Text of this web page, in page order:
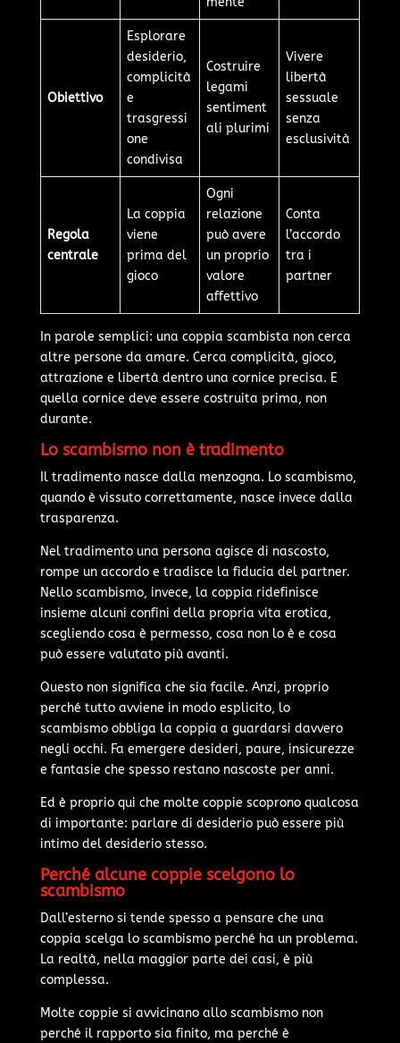
Obiettivo
Esplorare
desiderio,
complicità
e
trasgressi
one
condivisa
Costruire
legami
sentiment
ali plurimi
Vivere
libertà
sessuale
senza
esclusività
Regola
centrale
La coppia
viene
prima del
gioco
Ogni
relazione
può avere
un proprio
valore
affettivo
Conta
l’accordo
tra i
partner
In parole semplici: una coppia scambista non cerca
altre persone da amare. Cerca complicità, gioco,
attrazione e libertà dentro una cornice precisa. E
quella cornice deve essere costruita prima, non
durante.
Lo scambismo non è tradimento
Il tradimento nasce dalla menzogna. Lo scambismo,
quando è vissuto correttamente, nasce invece dalla
trasparenza.
Nel tradimento una persona agisce di nascosto,
rompe un accordo e tradisce la fiducia del partner.
Nello scambismo, invece, la coppia ridefinisce
insieme alcuni confini della propria vita erotica,
scegliendo cosa è permesso, cosa non lo è e cosa
può essere valutato più avanti.
Questo non significa che sia facile. Anzi, proprio
perché tutto avviene in modo esplicito, lo
scambismo obbliga la coppia a guardarsi davvero
negli occhi. Fa emergere desideri, paure, insicurezze
e fantasie che spesso restano nascoste per anni.
Ed è proprio qui che molte coppie scoprono qualcosa
di importante: parlare di desiderio può essere più
intimo del desiderio stesso.
Perché alcune coppie scelgono lo
scambismo
Dall’esterno si tende spesso a pensare che una
coppia scelga lo scambismo perché ha un problema.
La realtà, nella maggior parte dei casi, è più
complessa.
Molte coppie si avvicinano allo scambismo non
perché il rapporto sia finito, ma perché è